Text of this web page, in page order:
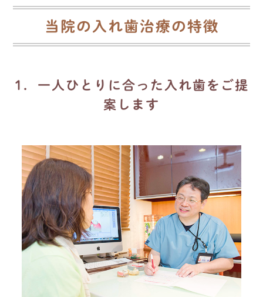
当院の入れ歯治療の特徴
1．一人ひとりに合った入れ歯をご提
案します